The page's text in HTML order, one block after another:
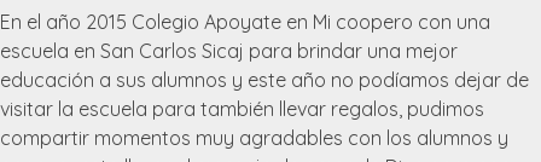
En el año 2015 Colegio Apoyate en Mi coopero con una
escuela en San Carlos Sicaj para brindar una mejor
educación a sus alumnos y este año no podíamos dejar de
visitar la escuela para también llevar regalos, pudimos
compartir momentos muy agradables con los alumnos y